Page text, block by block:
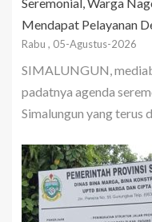
Mendapat Pelayanan
Rabu , 05-Agustus-2026
SIMALUNGUN,
padatnya agenda
Simalungun yang terus